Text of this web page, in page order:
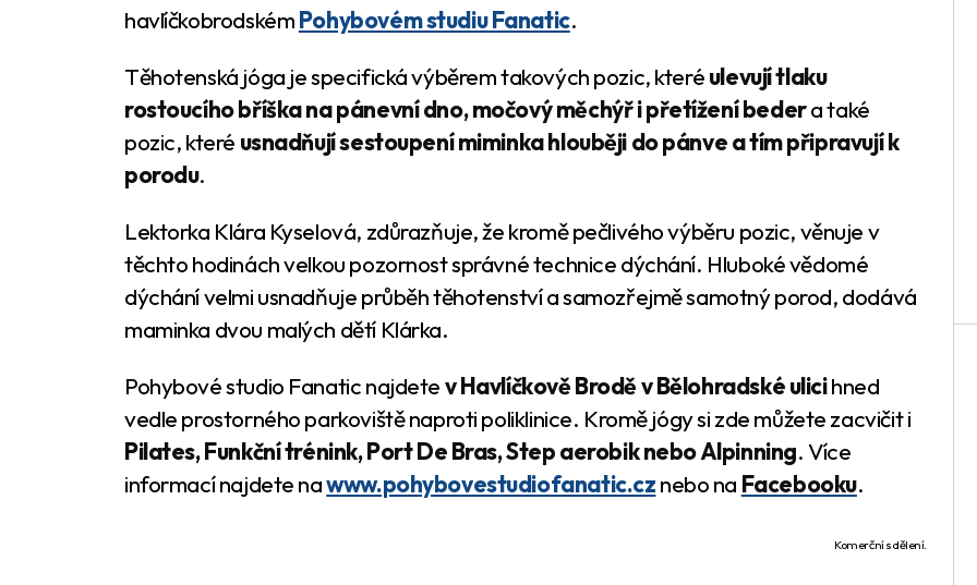
havlíčkobrodskémPohybovém studiu Fanatic.
Těhotenská jóga je specifická výběrem takových pozic, kteréulevují tlaku
rostoucího bříška na pánevní dno, močový měchýř i přetížení bedera také
pozic, které usnadňují sestoupení miminka hlouběji do pánve a tím připravují k
porodu.
Lektorka Klára Kyselová, zdůrazňuje, že kromě pečlivého výběru pozic, věnuje v
těchto hodinách velkou pozornost správné technice dýchání. Hluboké vědomé
dýchání velmi usnadňuje průběh těhotenství a samozřejmě samotný porod, dodává
maminka dvou malých dětí Klárka.
Pohybové studio Fanatic najdetev Havlíčkově Brodě v Bělohradské ulicihned
vedle prostorného parkoviště naproti poliklinice. Kromě jógy si zde můžete zacvičit i
Pilates, Funkční trénink, Port De Bras, Step aerobik nebo Alpinning. Více
informací najdete nawww.pohybovestudiofanatic.cznebo na Facebooku.
Komerční sdělení.